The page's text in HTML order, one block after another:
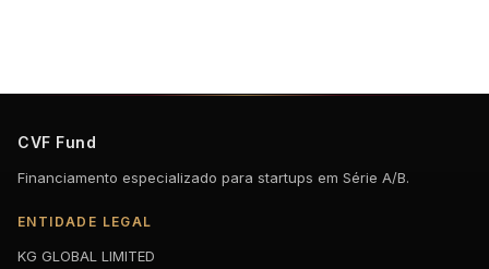
CVF Fund
Financiamento especializado para startups em Série A/B.
ENTIDADE LEGAL
KG GLOBAL LIMITED